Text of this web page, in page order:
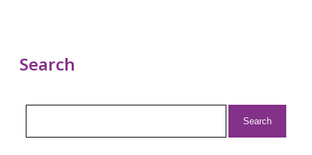
Search